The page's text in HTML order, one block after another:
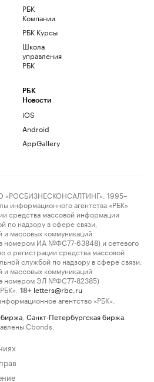
РБК
Компании
РБК Курсы
Школа
управления
РБК
РБК
Новости
iOS
Android
AppGallery
1995–
информационного агентства «РБК»
средства массовой информации
по надзору в сфере связи,
массовых коммуникаций
номером ИА №ФС77-63848) и сетевого
о регистрации средства массовой
службой по надзору в сфере связи,
массовых коммуникаций
номером ЭЛ №ФС77-82385)
18+ letters@rbc.ru
агентство «РБК».
Санкт-Петербургская биржа
Cbonds.